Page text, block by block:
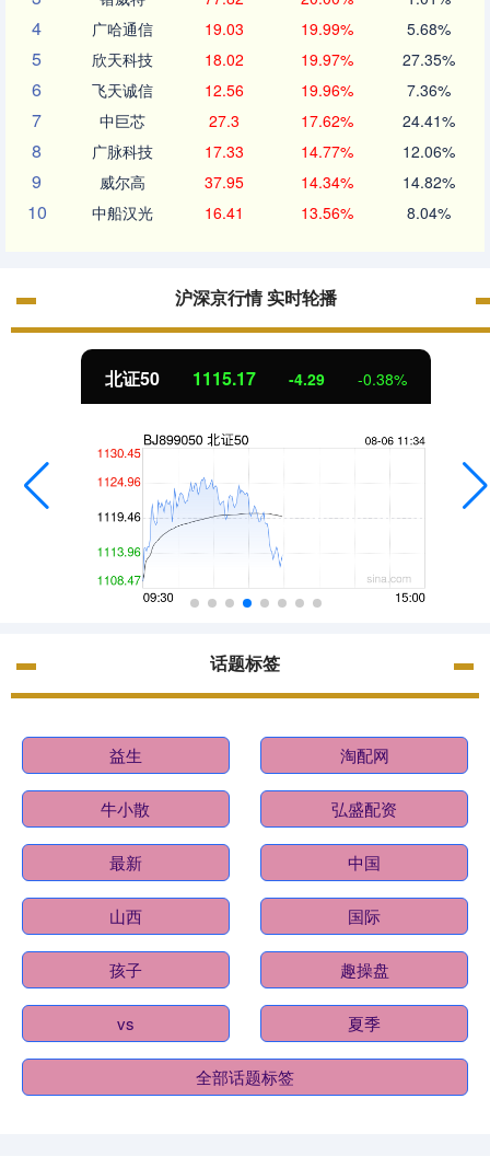
4 广哈通信 19.03 19.99% 5.68%
5 欣天科技 18.02 19.97% 27.35%
6 飞天诚信 12.56 19.96% 7.36%
7 中巨芯 27.3 17.62% 24.41%
8 广脉科技 17.33 14.77% 12.06%
9 威尔高 37.95 14.34% 14.82%
10 中船汉光 16.41 13.56% 8.04%
沪深京行情 实时轮播
北证50 1115.17 -4.29 -0.38%
话题标签
益生 淘配网
牛小散 弘盛配资
最新 中国
山西 国际
孩子 趣操盘
vs 夏季
全部话题标签